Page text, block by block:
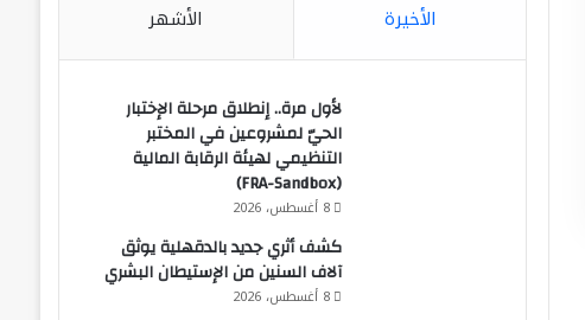
الأخيرة الأشهر
لأول مرة.. إنطلاق مرحلة الإختبار
الحيّ لمشروعين في المختبر
التنظيمي لهيئة الرقابة المالية
(FRA-Sandbox)
8 أغسطس، 2026
كشف أثري جديد بالدقهلية يوثق
آلاف السنين من الإستيطان البشري
8 أغسطس، 2026